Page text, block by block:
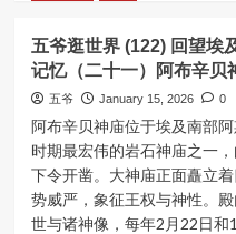
五
爷
逛
世
界
(123)
回
望
埃
及：
五爷逛世界 (122) 回望埃
记忆（二十一）阿布辛贝
五爷 January 15, 2026 0
阿布辛贝神庙位于埃及南部
时期最宏伟的岩石神庙之一
下令开凿。大神庙正面矗立
势威严，象征王权与神性。
世与诸神像，每年2月22日